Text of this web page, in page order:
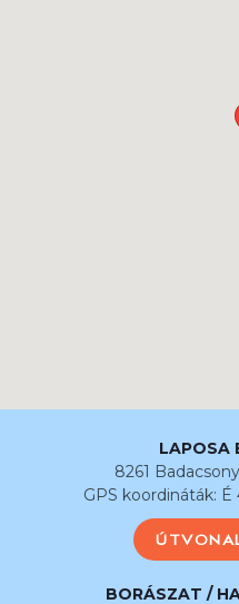
LAPOSA
8261
GPS koordináták: É
BORÁSZAT /